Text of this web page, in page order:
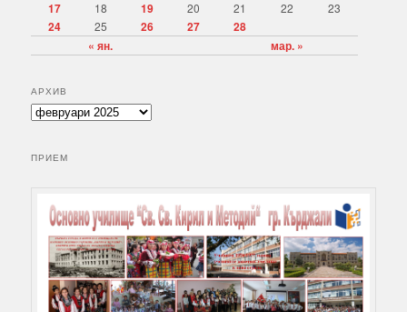
« ян. мар. »
17 18 19 20 21 22 23
24 25 26 27 28
АРХИВ
А
и
ПРИЕМ